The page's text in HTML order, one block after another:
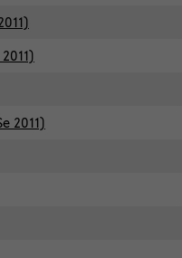
2011)